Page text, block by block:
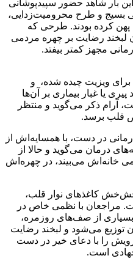
بار شاهد حضور سپیدپوشانی
بسیج و طرح محرومیت‌زدایی،
کرده بودند. طرحی که
لبخند رضایت بر چهره مردمی
مجهز کمتر بیفتد.
ویزیت چیده شده، و
یا غبار بیماری بر آن‌ها
آرام ذکر می‌گوید و منتظر
قلب برسد.
در دست، با همسایه‌اش از
درمان می‌گوید و حالا از
خانه‌اش می‌بیند، در چهره‌اش
کاغذهای نوار قلب،
مراجعان با نظمی خاص در
از صف‌های روزمره،
توزیع می‌شود و لبخند رضایت
را با دعای خیر در دست
است.